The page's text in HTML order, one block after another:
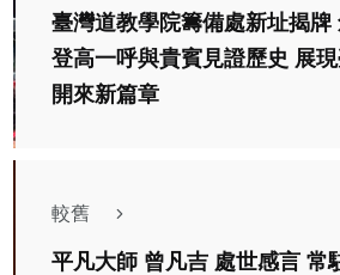
臺灣道教學院籌備處新址揭牌
登高一呼與貴賓見證歷史 展
開來新篇章
較舊
平凡大師 曾凡吉 處世感言 常